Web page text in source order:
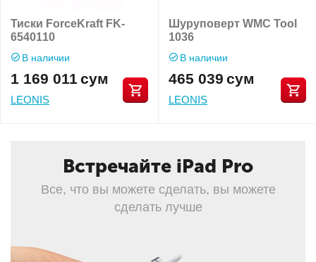
Тиски ForceKraft FK-
6540110
В наличии
1 169 011 сум
LEONIS
Шуруповерт WMC Tool
1036
В наличии
465 039 сум
LEONIS
Встречайте iPad Pro
Все, что вы можете сделать, вы можете
сделать лучше